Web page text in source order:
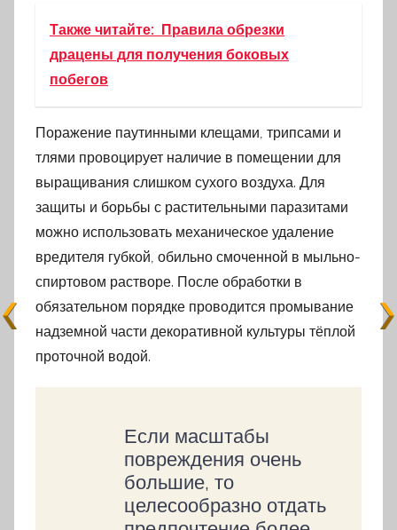
Также читайте: Правила обрезки
драцены для получения боковых
побегов
Поражение паутинными клещами, трипсами и
тлями провоцирует наличие в помещении для
выращивания слишком сухого воздуха. Для
защиты и борьбы с растительными паразитами
можно использовать механическое удаление
вредителя губкой, обильно смоченной в мыльно-
спиртовом растворе. После обработки в
обязательном порядке проводится промывание
надземной части декоративной культуры тёплой
проточной водой.
Если масштабы
повреждения очень
большие, то
целесообразно отдать